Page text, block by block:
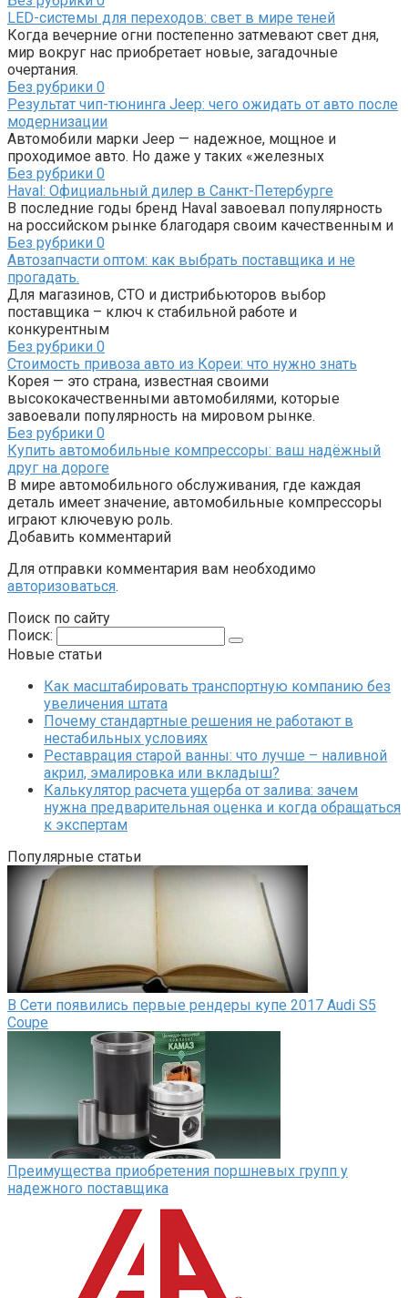
LED-системы для переходов: свет в мире теней
Когда вечерние огни постепенно затмевают свет дня,
мир вокруг нас приобретает новые, загадочные
очертания.
Без рубрики 0
Результат чип-тюнинга Jeep: чего ожидать от авто после
модернизации
Автомобили марки Jeep — надежное, мощное и
проходимое авто. Но даже у таких «железных
Без рубрики 0
Haval: Официальный дилер в Санкт-Петербурге
В последние годы бренд Haval завоевал популярность
на российском рынке благодаря своим качественным и
Без рубрики 0
Автозапчасти оптом: как выбрать поставщика и не
прогадать.
Для магазинов, СТО и дистрибьюторов выбор
поставщика – ключ к стабильной работе и
конкурентным
Без рубрики 0
Стоимость привоза авто из Кореи: что нужно знать
Корея — это страна, известная своими
высококачественными автомобилями, которые
завоевали популярность на мировом рынке.
Без рубрики 0
Купить автомобильные компрессоры: ваш надёжный
друг на дороге
В мире автомобильного обслуживания, где каждая
деталь имеет значение, автомобильные компрессоры
играют ключевую роль.
Добавить комментарий
Для отправки комментария вам необходимо
авторизоваться.
Поиск по сайту
Поиск:
Новые статьи
Как масштабировать транспортную компанию без
увеличения штата
Почему стандартные решения не работают в
нестабильных условиях
Реставрация старой ванны: что лучше – наливной
акрил, эмалировка или вкладыш?
Калькулятор расчета ущерба от залива: зачем
нужна предварительная оценка и когда обращаться
к экспертам
Популярные статьи
В Сети появились первые рендеры купе 2017 Audi S5
Coupe
Преимущества приобретения поршневых групп у
надежного поставщика